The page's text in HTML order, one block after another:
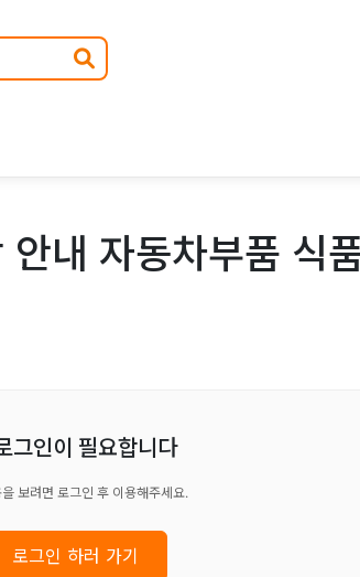
내 자동차부품 식
그인이 필요합니다
보려면 로그인 후 이용해주세요.
로그인 하러 가기